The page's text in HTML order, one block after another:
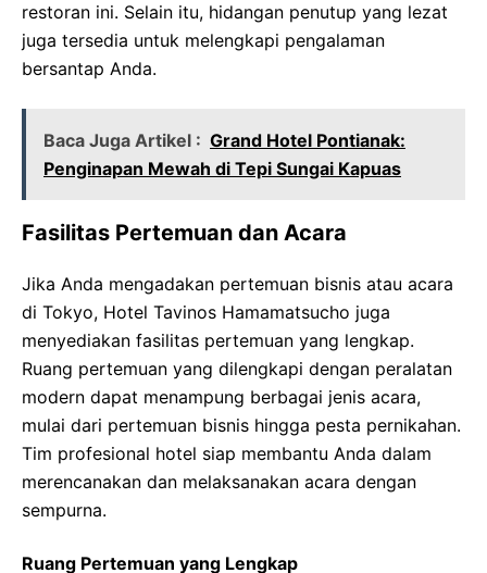
restoran ini. Selain itu, hidangan penutup yang lezat
juga tersedia untuk melengkapi pengalaman
bersantap Anda.
Baca Juga Artikel : Grand Hotel Pontianak:
Penginapan Mewah di Tepi Sungai Kapuas
Fasilitas Pertemuan dan Acara
Jika Anda mengadakan pertemuan bisnis atau acara
di Tokyo, Hotel Tavinos Hamamatsucho juga
menyediakan fasilitas pertemuan yang lengkap.
Ruang pertemuan yang dilengkapi dengan peralatan
modern dapat menampung berbagai jenis acara,
mulai dari pertemuan bisnis hingga pesta pernikahan.
Tim profesional hotel siap membantu Anda dalam
merencanakan dan melaksanakan acara dengan
sempurna.
Ruang Pertemuan yang Lengkap